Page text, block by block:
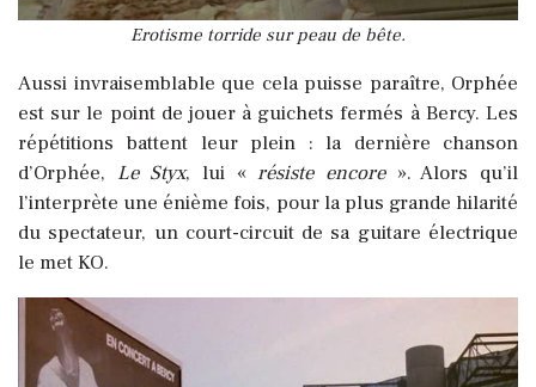
Erotisme torride sur peau de bête.
Aussi invraisemblable que cela puisse paraître, Orphée
est sur le point de jouer à guichets fermés à Bercy. Les
répétitions battent leur plein : la dernière chanson
d’Orphée, Le Styx, lui «résiste encore». Alors qu’il
l’interprète une énième fois, pour la plus grande hilarité
du spectateur, un court-circuit de sa guitare électrique
le met KO.